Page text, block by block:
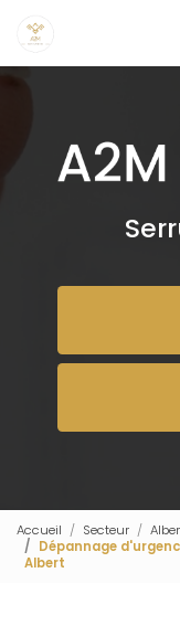
contenu
principal
Accueil Secteur
Dépannage
Albert